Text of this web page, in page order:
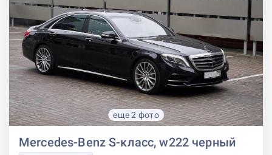
еще 2 фото
Mercedes-Benz S-класс, w222 черный